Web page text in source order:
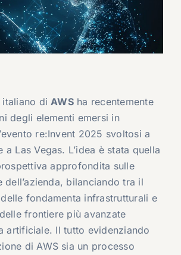
italiano diAWSha recentemente
degli elementi emersi in
re:Invent 2025 svoltosi a
Las Vegas. L’idea è stata quella
approfondita sulle
bilanciando tra il
fondamenta infrastrutturali e
frontiere più avanzate
artificiale. Il tutto evidenziando
di AWS sia un processo